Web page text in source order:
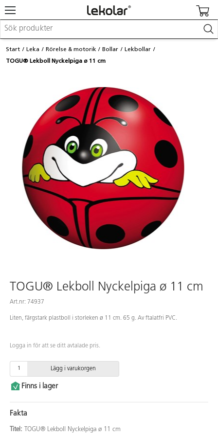
Möbler & inredning
Lekplatsutrustning & utemiljö
Barnvagnar & småbarnsartiklar
Skolförbrukning & kontorsmaterial
Logga in / Registrera dig
Hitta din säljare
Kontakta Lekolar
Start Leka Rörelse & motorik Bollar
Lekbollar
TOGU® Lekboll Nyckelpiga ø 11 cm
TOGU® Lekboll Nyckelpiga ø 11 cm
Art.nr: 74937
Liten, färgstark plastboll i storleken ø 11 cm. 65 g. Av ftalatfri PVC.
Logga in för att se ditt avtalade pris.
Lägg i varukorgen
Finns i lager
Fakta
Titel: TOGU® Lekboll Nyckelpiga ø 11 cm